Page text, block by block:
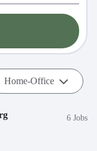
Home-Office
6 Jobs